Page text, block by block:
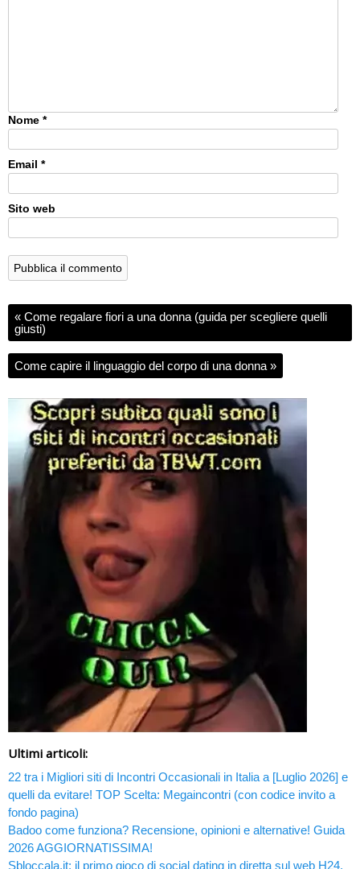
Nome *
Email *
Sito web
« Come regalare fiori a una donna (guida per scegliere quelli
giusti)
Come capire il linguaggio del corpo di una donna »
Ultimi articoli:
22 tra i Migliori siti di Incontri Occasionali in Italia a [Luglio 2026] e
quelli da evitare! TOP Scelta: Megaincontri (con codice invito a
fondo pagina)
Badoo come funziona? Recensione, opinioni e alternative! Guida
2026 AGGIORNATISSIMA!
Sbloccala.it: il primo gioco di social dating in diretta sul web H24.